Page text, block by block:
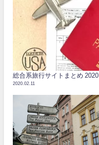
総合系旅行サイトまとめ 2020
2020.02.11